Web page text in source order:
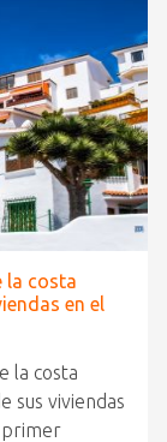
la costa
en el
la costa
sus viviendas